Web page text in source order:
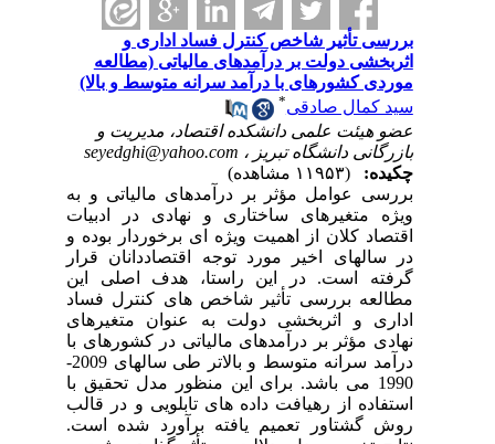
بررسی تأثیر شاخص کنترل فساد اداری و
اثربخشی دولت بر درآمدهای مالیاتی (مطالعه
موردی کشورهای با درآمد سرانه متوسط و بالا)
سید کمال صادقی
عضو هیئت علمی دانشکده اقتصاد، مدیریت و
بازرگانی دانشگاه تبریز ، seyedghi@yahoo.com
چکیده:
بررسی عوامل مؤثر بر درآمدهای مالیاتی و به
ویژه متغیرهای ساختاری و نهادی در ادبیات
اقتصاد کلان از اهمیت ویژه ای برخوردار بوده و
در سالهای اخیر مورد توجه اقتصاددانان قرار
گرفته است. در این راستا، هدف اصلی این
مطالعه بررسی تأثیر شاخص های کنترل فساد
اداری و اثربخشی دولت به عنوان متغیرهای
نهادی مؤثر بر درآمدهای مالیاتی در کشورهای با
درآمد سرانه متوسط و بالاتر طی سالهای 2009-
1990 می باشد. برای این منظور مدل تحقیق با
استفاده از رهیافت داده های تابلویی و در قالب
روش گشتاور تعمیم یافته برآورد شده است.